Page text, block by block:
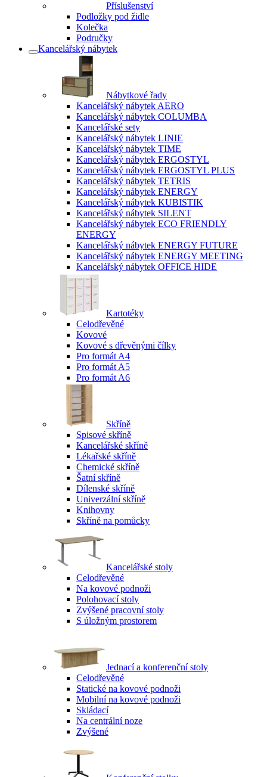
Příslušenství
Podložky pod židle
Kolečka
Područky
Kancelářský nábytek
Nábytkové řady
Kancelářský nábytek AERO
Kancelářský nábytek COLUMBA
Kancelářské sety
Kancelářský nábytek LINIE
Kancelářský nábytek TIME
Kancelářský nábytek ERGOSTYL
Kancelářský nábytek ERGOSTYL PLUS
Kancelářský nábytek TETRIS
Kancelářský nábytek ENERGY
Kancelářský nábytek KUBISTIK
Kancelářský nábytek SILENT
Kancelářský nábytek ECO FRIENDLY
ENERGY
Kancelářský nábytek ENERGY FUTURE
Kancelářský nábytek ENERGY MEETING
Kancelářský nábytek OFFICE HIDE
Kartotéky
Celodřevěné
Kovové
Kovové s dřevěnými čílky
Pro formát A4
Pro formát A5
Pro formát A6
Skříně
Spisové skříně
Kancelářské skříně
Lékařské skříně
Chemické skříně
Šatní skříně
Dílenské skříně
Univerzální skříně
Knihovny
Skříně na pomůcky
Kancelářské stoly
Celodřevěné
Na kovové podnoži
Polohovací stoly
Zvýšené pracovní stoly
S úložným prostorem
Jednací a konferenční stoly
Celodřevěné
Statické na kovové podnoži
Mobilní na kovové podnoži
Skládací
Na centrální noze
Zvýšené